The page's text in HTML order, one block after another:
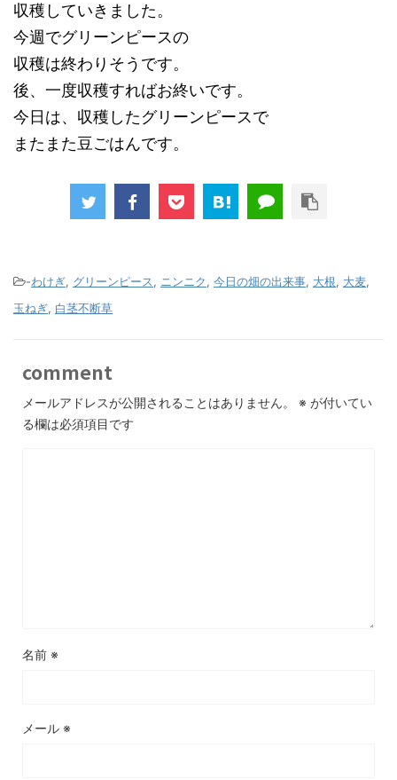
収穫していきました。
今週でグリーンピースの
収穫は終わりそうです。
後、一度収穫すればお終いです。
今日は、収穫したグリーンピースで
またまた豆ごはんです。
-わけぎ, グリーンピース, ニンニク, 今日の畑の出来事, 大根, 大麦,
玉ねぎ, 白茎不断草
comment
メールアドレスが公開されることはありません。 ※ が付いてい
る欄は必須項目です
名前 ※
メール ※